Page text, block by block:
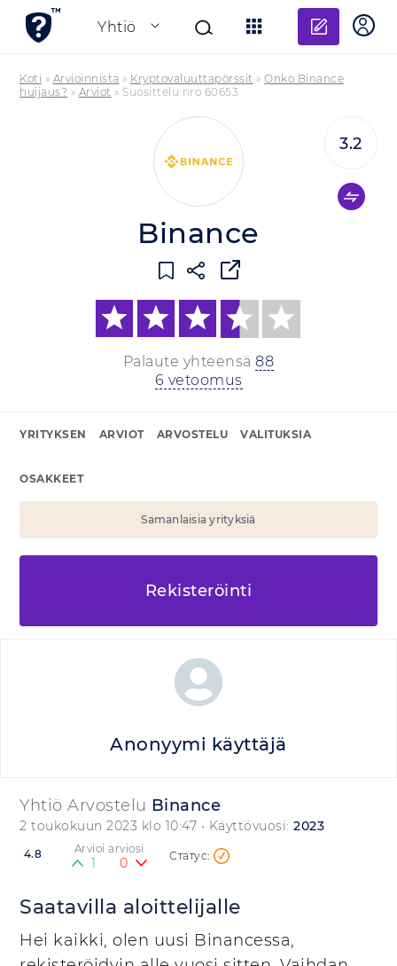
Yhtiö
Lisää
Koti » Arvioinnista » Kryptovaluuttapörssit » Onko Binance
huijaus? » Arviot » Suosittelu nro 60653
Binance
Palaute yhteensä 88
6 vetoomus
3.2
YRITYKSEN ARVIOT ARVOSTELU VALITUKSIA
OSAKKEET
Samanlaisia yrityksiä
Rekisteröinti
Yhtiö Arvostelu Binance
2 toukokuun 2023 klo 10:47 • Käyttövuosi: 2023
4.8 Arvioi arviosi
1 0
Saatavilla aloittelijalle
Hei kaikki, olen uusi Binancessa,
Anonyymi käyttäjä